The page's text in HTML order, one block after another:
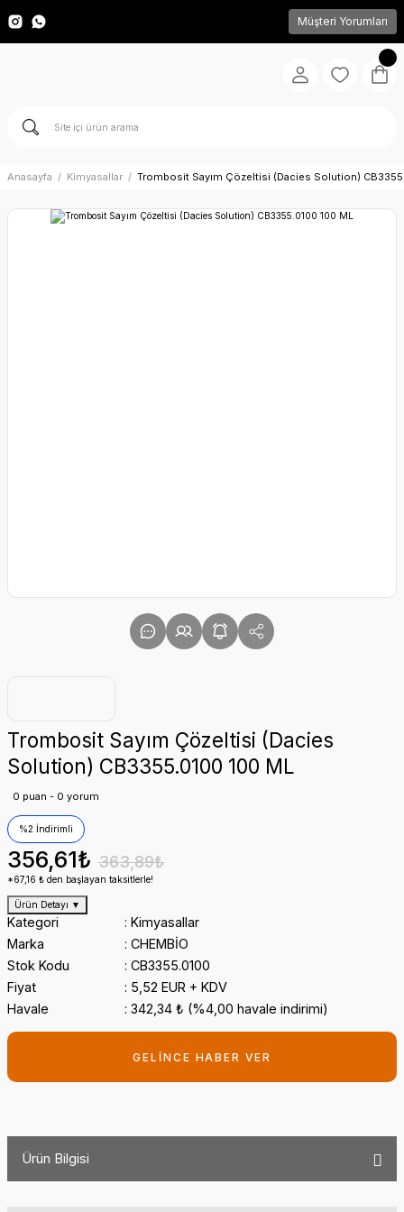
Müşteri Yorumları
Anasayfa Kimyasallar Trombosit Sayım Çözeltisi (Dacies Solution)
Trombosit Sayım Çözeltisi (Dacies
Solution) CB3355.0100 100 ML
0 puan - 0 yorum
%2 İndirimli
356,61₺ 363,89₺
*67,16 ₺ den başlayan taksitlerle!
Ürün Detayı ▼
Kategori
Kimyasallar
Marka
CHEMBİO
Stok Kodu
CB3355.0100
Fiyat
5,52 EUR + KDV
Havale
342,34 ₺ (%4,00 havale indirimi)
GELİNCE HABER VER
Ürün Bilgisi